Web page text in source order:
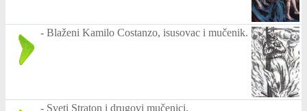
- Blaženi Kamilo Costanzo, isusovac i mučenik.
- Sveti Straton i drugovi mučenici.